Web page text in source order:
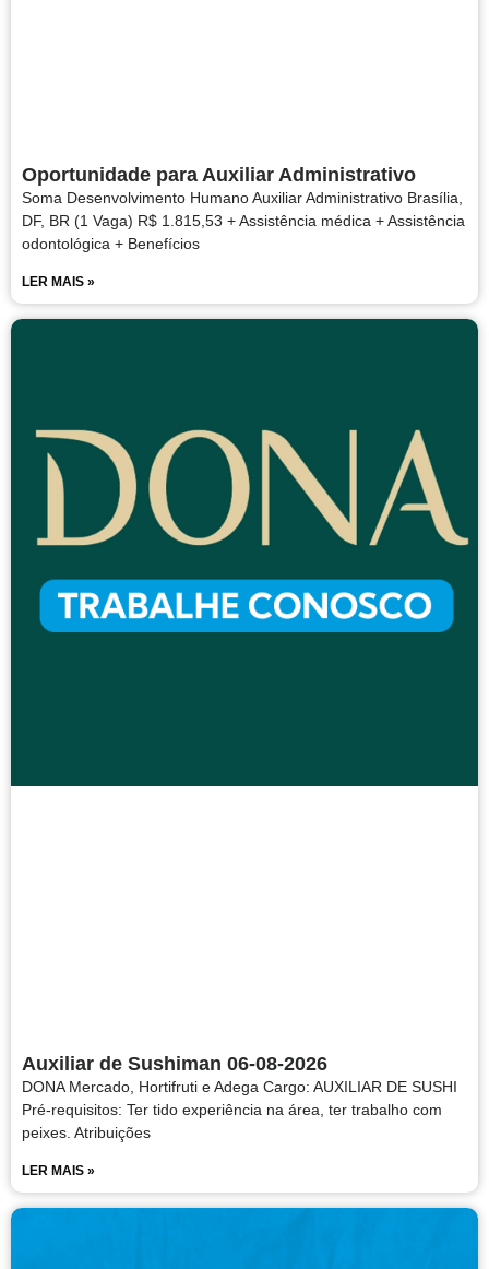
Oportunidade para Auxiliar Administrativo
Soma Desenvolvimento Humano Auxiliar Administrativo Brasília,
DF, BR (1 Vaga) R$ 1.815,53 + Assistência médica + Assistência
odontológica + Benefícios
LER MAIS »
Auxiliar de Sushiman 06-08-2026
DONA Mercado, Hortifruti e Adega Cargo: AUXILIAR DE SUSHI
Pré-requisitos: Ter tido experiência na área, ter trabalho com
peixes. Atribuições
LER MAIS »